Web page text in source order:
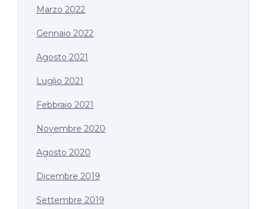
Marzo 2022
Gennaio 2022
Agosto 2021
Luglio 2021
Febbraio 2021
Novembre 2020
Agosto 2020
Dicembre 2019
Settembre 2019